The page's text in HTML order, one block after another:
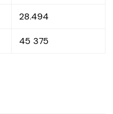
28.494
45 375